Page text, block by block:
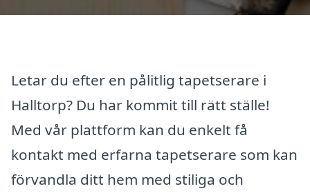
Letar du efter en pålitlig tapetserare i
Halltorp? Du har kommit till rätt ställe!
Med vår plattform kan du enkelt få
kontakt med erfarna tapetserare som kan
förvandla ditt hem med stiliga och